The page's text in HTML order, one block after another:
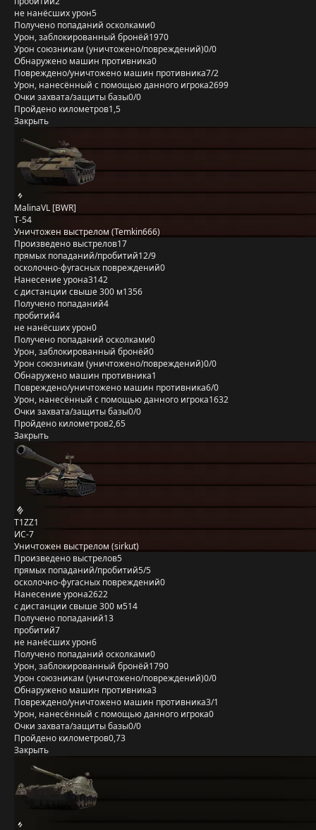
не нанёсших урон5
Получено попаданий осколками0
Урон, заблокированный бронёй1970
Урон союзникам (уничтожено/повреждений)0/0
Обнаружено машин противника0
Повреждено/уничтожено машин противника7/2
Урон, нанесённый с помощью данного игрока2699
Очки захвата/защиты базы0/0
Пройдено километров1,5
Закрыть
MalinaVL [BWR]
Т-54
Уничтожен выстрелом (Temkin666)
Произведено выстрелов17
прямых попаданий/пробитий12/9
осколочно-фугасных повреждений0
Нанесение урона3142
с дистанции свыше 300 м1356
Получено попаданий4
пробитий4
не нанёсших урон0
Получено попаданий осколками0
Урон, заблокированный бронёй0
Урон союзникам (уничтожено/повреждений)0/0
Обнаружено машин противника1
Повреждено/уничтожено машин противника6/0
Урон, нанесённый с помощью данного игрока1632
Очки захвата/защиты базы0/0
Пройдено километров2,65
Закрыть
T1ZZ1
ИС-7
Уничтожен выстрелом (sirkut)
Произведено выстрелов5
прямых попаданий/пробитий5/5
осколочно-фугасных повреждений0
Нанесение урона2622
с дистанции свыше 300 м514
Получено попаданий13
пробитий7
не нанёсших урон6
Получено попаданий осколками0
Урон, заблокированный бронёй1790
Урон союзникам (уничтожено/повреждений)0/0
Обнаружено машин противника3
Повреждено/уничтожено машин противника3/1
Урон, нанесённый с помощью данного игрока0
Очки захвата/защиты базы0/0
Пройдено километров0,73
Закрыть